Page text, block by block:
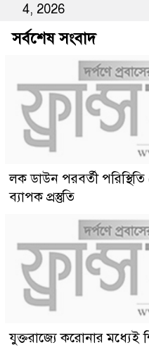
4, 2026
সর্বশেষ সংবাদ
লক ডাউন পরবর্তী
ব্যাপক প্রস্তুতি
যুক্তরাজ্যে করোনার মধ্যেই